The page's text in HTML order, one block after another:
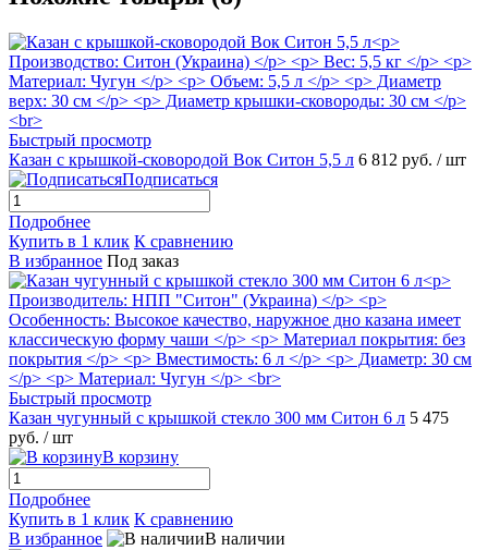
Быстрый просмотр
Казан с крышкой-сковородой Вок Ситон 5,5 л 6 812 руб. / шт
Подписаться
Подробнее
Купить в 1 клик К сравнению
В избранное Под заказ
Быстрый просмотр
Казан чугунный с крышкой стекло 300 мм Ситон 6 л 5 475
руб. / шт
В корзину
Подробнее
Купить в 1 клик К сравнению
В избранное
В наличии